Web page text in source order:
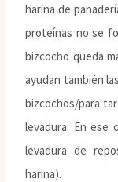
harina de
proteínas no se
bizcocho queda
ayudan también
bizcochos/para
levadura. En ese
levadura de
harina).